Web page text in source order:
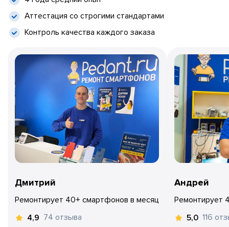
Аттестация со строгими стандартами
Контроль качества каждого заказа
Дмитрий
Ремонтирует 40+ смартфонов в месяц
4,9 74 отзыва
Андрей
Ремонтирует
5,0 116